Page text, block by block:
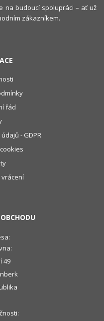
na budoucí spolupráci – ať už
zákazníkem.
řád
- GDPR
vrácení
49